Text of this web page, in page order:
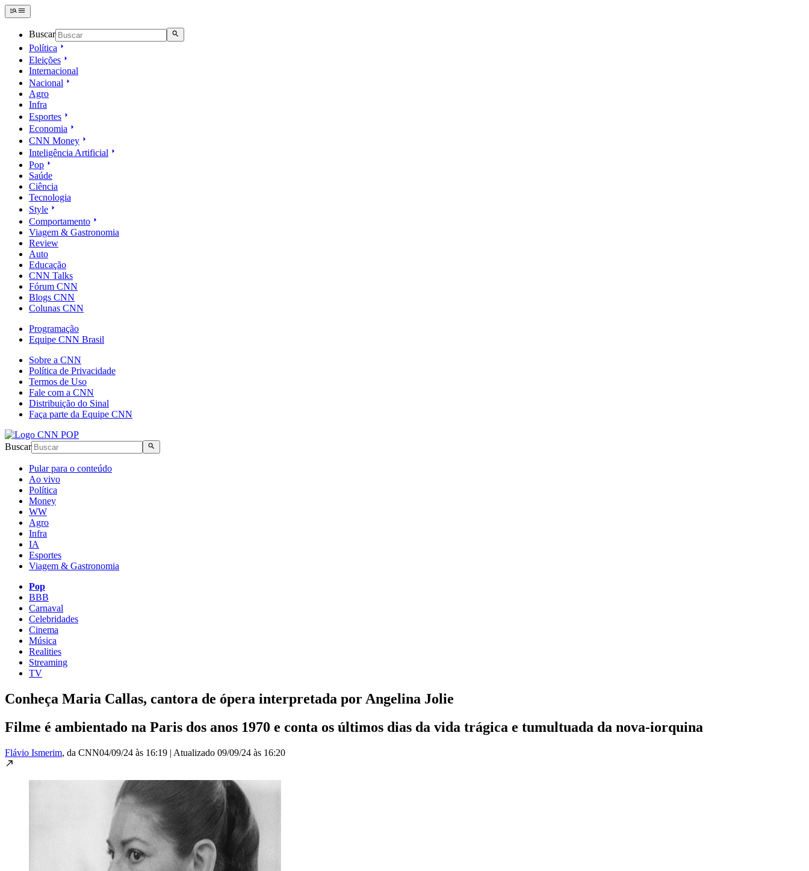
Buscar
Política
Eleições
Internacional
Nacional
Agro
Infra
Esportes
Economia
CNN Money
Inteligência Artificial
Pop
Saúde
Ciência
Tecnologia
Style
Comportamento
Viagem & Gastronomia
Review
Auto
Educação
CNN Talks
Fórum CNN
Blogs CNN
Colunas CNN
Programação
Equipe CNN Brasil
Sobre a CNN
Política de Privacidade
Termos de Uso
Fale com a CNN
Distribuição do Sinal
Faça parte da Equipe CNN
Buscar
Pular para o conteúdo
Ao vivo
Política
Money
WW
Agro
Infra
IA
Esportes
Viagem & Gastronomia
Pop
BBB
Carnaval
Celebridades
Cinema
Música
Realities
Streaming
TV
Conheça Maria Callas, cantora de ópera interpretada por Angelina Jolie
Filme é ambientado na Paris dos anos 1970 e conta os últimos dias da vida trágica e tumultuada da nova-iorquina
Flávio Ismerim, da CNN04/09/24 às 16:19 | Atualizado 09/09/24 às 16:20